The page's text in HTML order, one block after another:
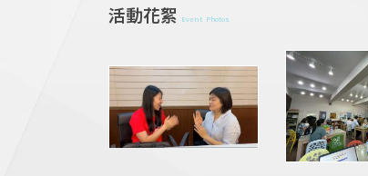
活動花絮 Event Photos